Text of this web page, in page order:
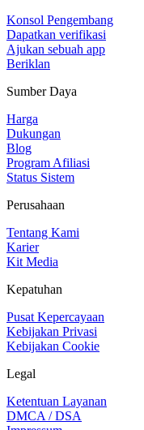
Konsol Pengembang
Dapatkan verifikasi
Ajukan sebuah app
Beriklan
Sumber Daya
Harga
Dukungan
Blog
Program Afiliasi
Status Sistem
Perusahaan
Tentang Kami
Karier
Kit Media
Kepatuhan
Pusat Kepercayaan
Kebijakan Privasi
Kebijakan Cookie
Legal
Ketentuan Layanan
DMCA / DSA